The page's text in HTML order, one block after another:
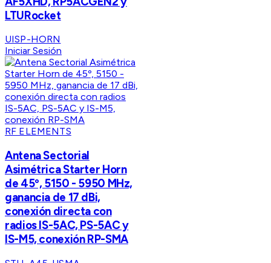
LTURocket
UISP-HORN
Iniciar Sesión
RF ELEMENTS
Antena Sectorial
Asimétrica Starter Horn
de 45º, 5150 - 5950 MHz,
ganancia de 17 dBi,
conexión directa con
radios IS-5AC, PS-5AC y
IS-M5, conexión RP-SMA